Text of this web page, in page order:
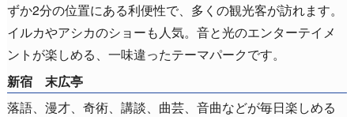
ずか2分の位置にある利便性で、多くの観光客が訪れます。
イルカやアシカのショーも人気。音と光のエンターテイメ
ントが楽しめる、一味違ったテーマパークです。
新宿 末広亭
落語、漫才、奇術、講談、曲芸、音曲などが毎日楽しめる